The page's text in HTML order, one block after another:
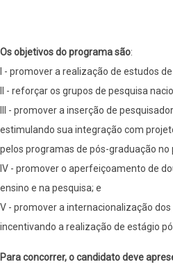
Os objetivos do programa são:
I - promover a realização de estudos
II - reforçar os grupos de pesquisa
III - promover a inserção de
estimulando sua integração com
pelos programas de pós-graduação no
IV - promover o aperfeiçoamento de
ensino e na pesquisa; e
V - promover a internacionalização
incentivando a realização de estágio
Para concorrer, o candidato deve